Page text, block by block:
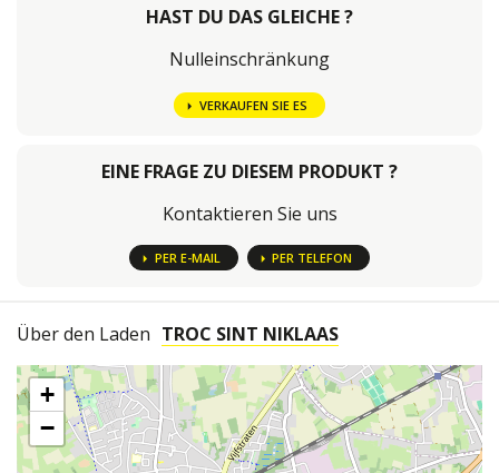
HAST DU DAS GLEICHE ?
Nulleinschränkung
VERKAUFEN SIE ES
EINE FRAGE ZU DIESEM PRODUKT ?
Kontaktieren Sie uns
PER E-MAIL PER TELEFON
Über den Laden TROC SINT NIKLAAS
+
−